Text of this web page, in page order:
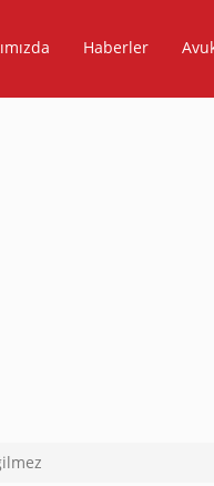
Haberler